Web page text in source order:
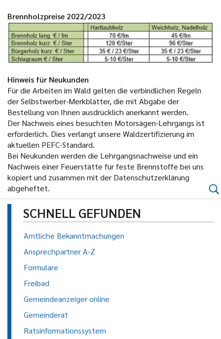
Brennholzpreise 2022/2023
Hinweis für Neukunden
Für die Arbeiten im Wald gelten die verbindlichen Regeln
der Selbstwerber-Merkblätter, die mit Abgabe der
Bestellung von Ihnen ausdrücklich anerkannt werden.
Der Nachweis eines besuchten Motorsägen-Lehrgangs ist
erforderlich. Dies verlangt unsere Waldzertifizierung im
aktuellen PEFC-Standard.
Bei Neukunden werden die Lehrgangsnachweise und ein
Nachweis einer Feuerstätte für feste Brennstoffe bei uns
kopiert und zusammen mit der Datenschutzerklärung
abgeheftet.
SCHNELL GEFUNDEN
Amtliche Bekanntmachungen
Ansprechpartner A-Z
Formulare
Freibad
Gemeindeanzeiger online
Gemeinderat
Ratsinformationssystem